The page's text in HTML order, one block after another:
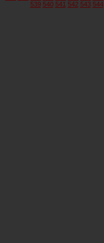
539 540 541 542 543 544